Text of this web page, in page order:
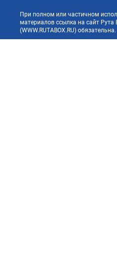
При полном или частичном
материалов ссылка на сайт Рута
(WWW.RUTABOX.RU) обязательна.